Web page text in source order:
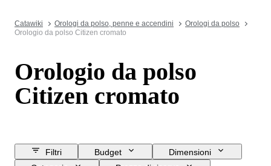
Catawiki Orologi da polso, penne e accendini
Orologi da polso
Orologio da polso Citizen cromato
Orologio da polso
Citizen cromato
Filtri Budget
Dimensioni